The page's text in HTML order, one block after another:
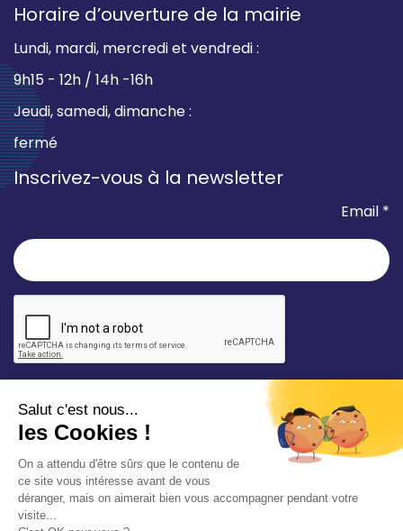
Horaire d’ouverture de la mairie
Lundi, mardi, mercredi et vendredi :
9h15 - 12h / 14h -16h
Jeudi, samedi, dimanche :
fermé
Inscrivez-vous à la newsletter
Email *
Votre adresse e-mail est uniquement utilisée pour
vous envoyer les lettres d'information de la Mairie de
Saint-Aubin-sur-Mer. Vous pouvez à tout moment
utiliser le lien de désabonnement intégré dans la